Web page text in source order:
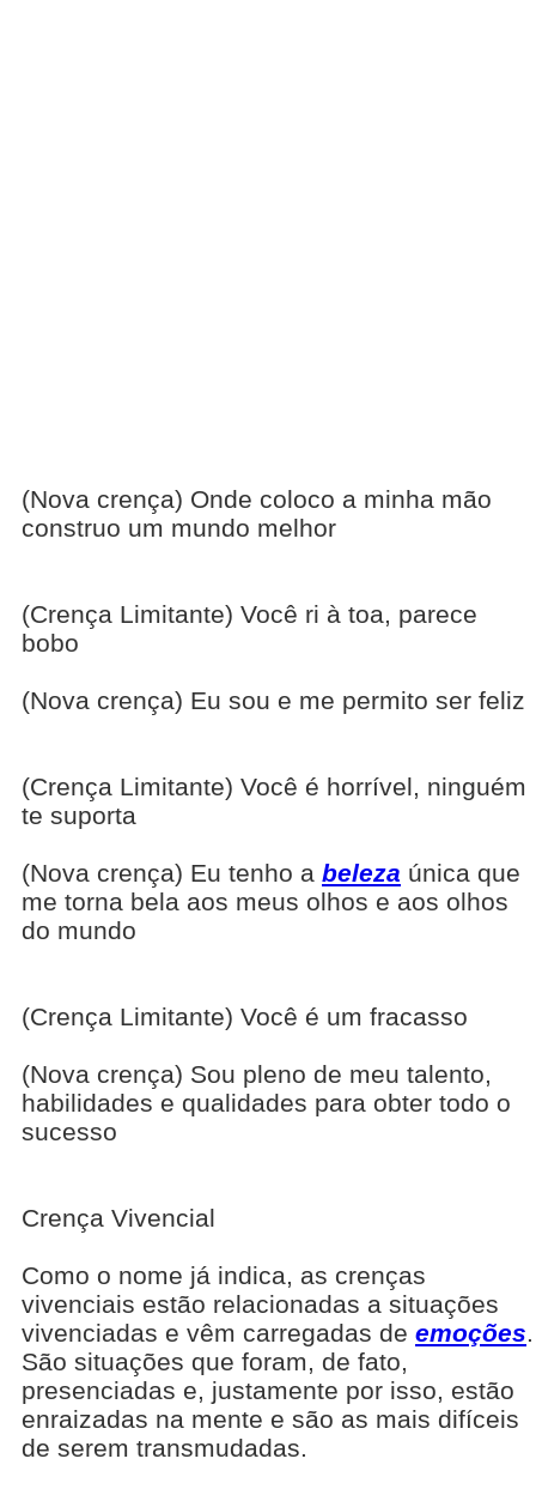
(Nova crença) Onde coloco a minha mão
construo um mundo melhor
(Crença Limitante) Você ri à toa, parece
bobo
(Nova crença) Eu sou e me permito ser feliz
(Crença Limitante) Você é horrível, ninguém
te suporta
(Nova crença) Eu tenho a beleza única que
me torna bela aos meus olhos e aos olhos
do mundo
(Crença Limitante) Você é um fracasso
(Nova crença) Sou pleno de meu talento,
habilidades e qualidades para obter todo o
sucesso
Crença Vivencial
Como o nome já indica, as crenças
vivenciais estão relacionadas a situações
vivenciadas e vêm carregadas de emoções.
São situações que foram, de fato,
presenciadas e, justamente por isso, estão
enraizadas na mente e são as mais difíceis
de serem transmudadas.